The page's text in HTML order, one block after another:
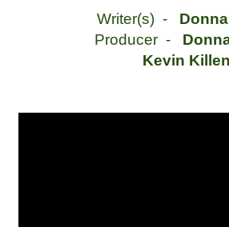
Writer(s) -
Producer -
Kevin